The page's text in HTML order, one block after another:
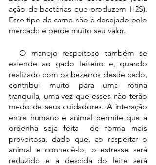
ação de bactérias que produzem H2S).
Esse tipo de carne não é desejado pelo
mercado e perde muito seu valor.
estende ao gado leiteiro e, quando
realizado com os bezerros desde cedo,
contribui muito para uma rotina
tranquila, uma vez que esses não terão
medo de seus cuidadores. A interação
entre humano e animal permite que a
ordenha seja feita  de forma mais
proveitosa, dado que, ao respeitar o
animal e conhecê-lo, o estresse será
reduzido e a descida do leite será